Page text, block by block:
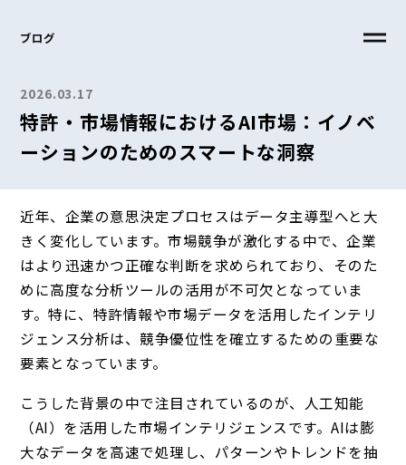
ブログ
2026.03.17
特許・市場情報におけるAI市場：イノベ
ーションのためのスマートな洞察
近年、企業の意思決定プロセスはデータ主導型へと大
きく変化しています。市場競争が激化する中で、企業
はより迅速かつ正確な判断を求められており、そのた
めに高度な分析ツールの活用が不可欠となっていま
す。特に、特許情報や市場データを活用したインテリ
ジェンス分析は、競争優位性を確立するための重要な
要素となっています。
こうした背景の中で注目されているのが、人工知能
（AI）を活用した市場インテリジェンスです。AIは膨
大なデータを高速で処理し、パターンやトレンドを抽